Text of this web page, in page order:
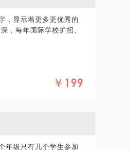
晚
关上了大门。
，显示着更多更优秀的
，每年国际学校扩招、
比例的返佣成本已经蚕
￥199
年级只有几个学生参加